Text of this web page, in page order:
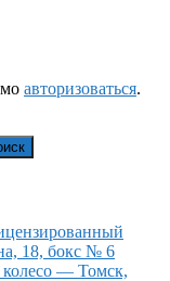
авторизоваться.
18, бокс № 6
колесо — Томск,